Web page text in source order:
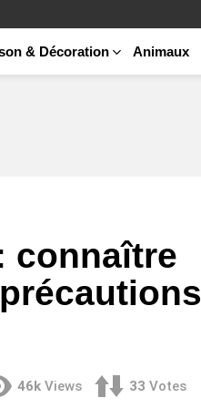
& Décoration Animaux
connaître
46k Views 33 Votes